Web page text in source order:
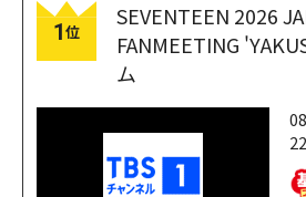
1位
SEVENTEEN 2026
FANMEETING
ム